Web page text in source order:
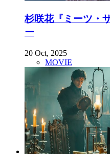
杉咲花『ミーツ・
ー
20 Oct, 2025
MOVIE